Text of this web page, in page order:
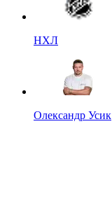
НХЛ
Олександр Усик